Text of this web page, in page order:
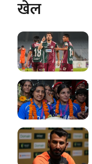
खेल